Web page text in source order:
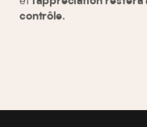
contrôle.